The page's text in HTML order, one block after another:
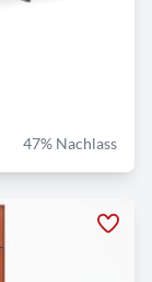
47% Nachlass